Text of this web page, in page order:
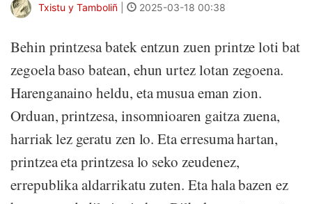
Txistu y Tamboliñ 2025-03-18 00:38
Behin printzesa batek entzun zuen printze loti bat
zegoela baso batean, ehun urtez lotan zegoena.
Harenganaino heldu, eta musua eman zion.
Orduan, printzesa, insomnioaren gaitza zuena,
harriak lez geratu zen lo. Eta erresuma hartan,
printzea eta printzesa lo seko zeudenez,
errepublika aldarrikatu zuten. Eta hala bazen ez